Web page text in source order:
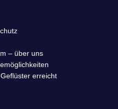
– über uns
erreicht